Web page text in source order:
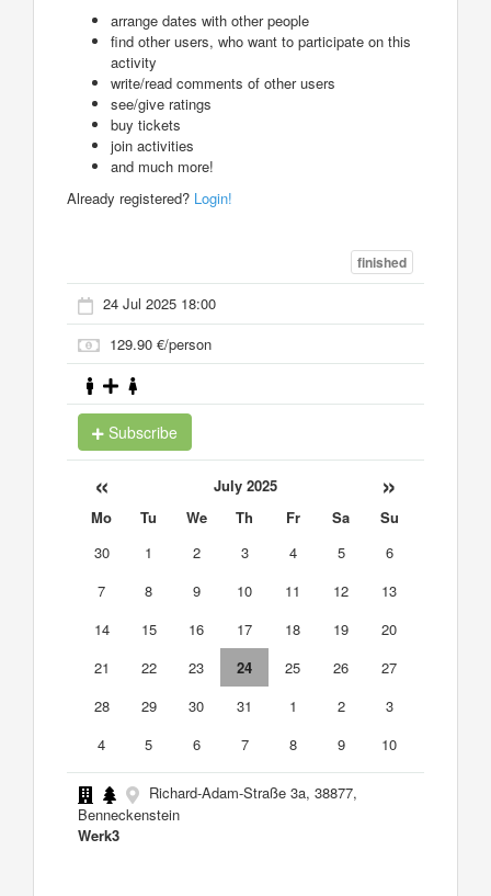
arrange dates with other people
find other users, who want to participate on this
activity
write/read comments of other users
see/give ratings
buy tickets
join activities
and much more!
Already registered? Login!
finished
24 Jul 2025 18:00
129.90 €/person
Subscribe
« July 2025 »
Mo Tu We Th Fr Sa
Su
30
1 2 3 4 5
6
7
8 9 10 11 12
13
14
15 16 17 18 19
20
21
22 23 24 25 26
27
28
29 30 31 1 2
3
4
5 6 7 8 9 10
Richard-Adam-Straße 3a, 38877,
Benneckenstein
Werk3